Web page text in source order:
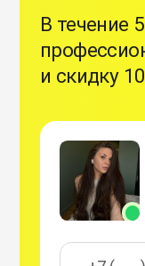
В течение
и скидку